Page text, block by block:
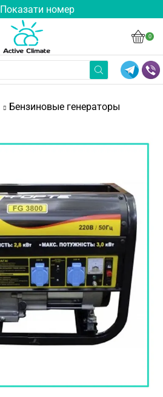
Показати номер
0
Бензиновые генераторы